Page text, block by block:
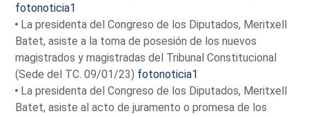
fotonoticia1
La presidenta del Congreso de los Diputados, Meritxell
Batet, asiste a la toma de posesión de los nuevos
magistrados y magistradas del Tribunal Constitucional
(Sede del TC. 09/01/23) fotonoticia1
La presidenta del Congreso de los Diputados, Meritxell
Batet, asiste al acto de juramento o promesa de los